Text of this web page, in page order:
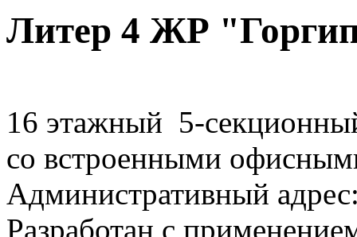
Литер 4 ЖР
16 этажный 5-
со встроенными
Административный
Разработан с